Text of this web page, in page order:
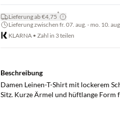
Lieferung ab €4,75*
Lieferung zwischen fr. 07. aug. - mo. 10.
KLARNA • Zahl in 3 teilen
Beschreibung
Damen Leinen-T-Shirt mit lockerem
Sitz. Kurze Ärmel und hüftlange Form